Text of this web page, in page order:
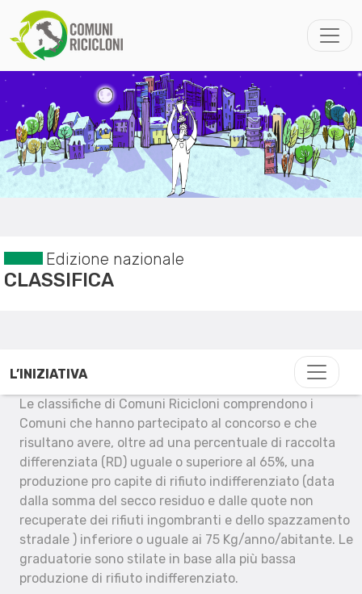
Edizione nazionale
CLASSIFICA
L’INIZIATIVA
Le classifiche di Comuni Ricicloni comprendono i
Comuni che hanno partecipato al concorso e che
risultano avere, oltre ad una percentuale di raccolta
differenziata (RD) uguale o superiore al 65%, una
produzione pro capite di rifiuto indifferenziato (data
dalla somma del secco residuo e dalle quote non
recuperate dei rifiuti ingombranti e dello spazzamento
stradale ) inferiore o uguale ai 75 Kg/anno/abitante. Le
graduatorie sono stilate in base alla più bassa
produzione di rifiuto indifferenziato.